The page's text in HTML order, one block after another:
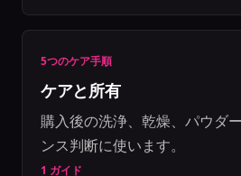
5つのケア手順
ケアと所有
購入後の洗浄、乾燥、パウダ
ンス判断に使います。
1 ガイド